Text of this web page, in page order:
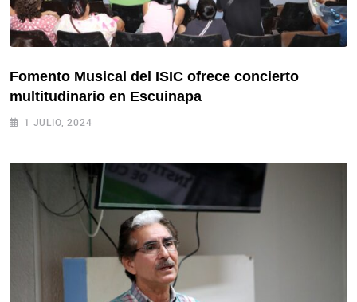
Fomento Musical del ISIC ofrece concierto
multitudinario en Escuinapa
1 JULIO, 2024